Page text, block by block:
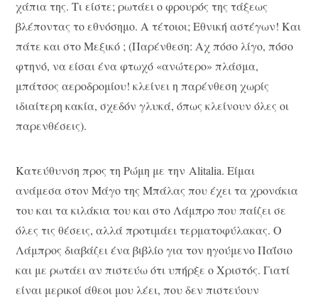
χάπια της. Τι είστε; ρωτάει ο φρουρός της τάξεως
βλέποντας το εθνόσημο. Α τέτοιοι; Εθνική αστέγων! Και
πάτε και στο Μεξικό ; (Παρένθεση: Αχ πόσο λίγο, πόσο
φτηνό, να είσαι ένα φτωχό «ανώτερο» πλάσμα,
μπάτσος αεροδρομίου! κλείνει η παρένθεση χωρίς
ιδιαίτερη κακία, σχεδόν γλυκά, όπως κλείνουν όλες οι
παρενθέσεις).
Κατεύθυνση προς τη Ρώμη με την Alitalia. Είμαι
ανάμεσα στον Μάγο της Μπάλας που έχει τα χρονάκια
του και τα κιλάκια του και στο Λάμπρο που παίζει σε
όλες τις θέσεις, αλλά προτιμάει τερματοφύλακας. Ο
Λάμπρος διαβάζει ένα βιβλίο για τον ηγούμενο Παΐσιο
και με ρωτάει αν πιστεύω ότι υπήρξε ο Χριστός. Γιατί
είναι μερικοί άθεοι μου λέει, που δεν πιστεύουν